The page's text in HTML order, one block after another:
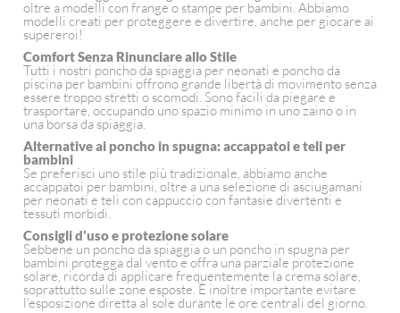
oltre a modelli con frange o stampe per bambini. Abbiamo
modelli creati per proteggere e divertire, anche per giocare ai
supereroi!
Comfort Senza Rinunciare allo Stile
Tutti i nostri poncho da spiaggia per neonati e poncho da
piscina per bambini offrono grande libertà di movimento senza
essere troppo stretti o scomodi. Sono facili da piegare e
trasportare, occupando uno spazio minimo in uno zaino o in
una borsa da spiaggia.
Alternative ai poncho in spugna: accappatoi e teli per
bambini
Se preferisci uno stile più tradizionale, abbiamo anche
accappatoi per bambini, oltre a una selezione di asciugamani
per neonati e teli con cappuccio con fantasie divertenti e
tessuti morbidi.
Consigli d'uso e protezione solare
Sebbene un poncho da spiaggia o un poncho in spugna per
bambini protegga dal vento e offra una parziale protezione
solare, ricorda di applicare frequentemente la crema solare,
soprattutto sulle zone esposte. È inoltre importante evitare
l'esposizione diretta al sole durante le ore centrali del giorno.